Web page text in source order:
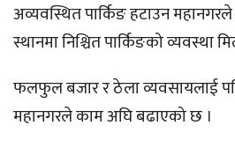
अव्यवस्थित पार्किङ हटाउन महानगरले
स्थानमा निश्चित पार्किङको व्यवस्था
फलफुल बजार र ठेला व्यवसायलाई
महानगरले काम अघि बढाएको छ ।